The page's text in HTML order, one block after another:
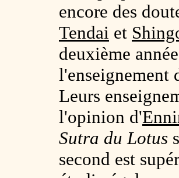
encore des
Tendai et
deuxième
l'enseignement
Leurs
l'opinion d'
Sutra du Lotus
second est